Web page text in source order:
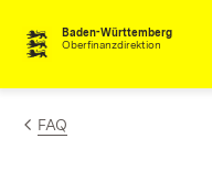
Passer au contenu
Baden-Württemberg
Oberfinanzdirektion
FAQ